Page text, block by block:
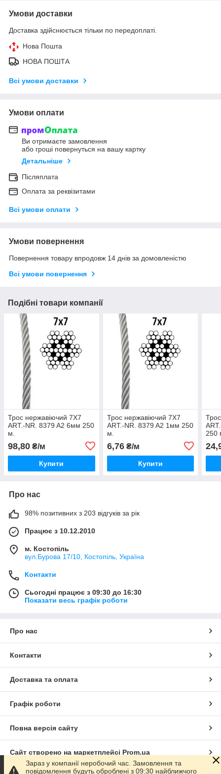
Умови доставки
Доставка здійснюється тільки по передоплаті.
Нова Пошта
НОВА ПОШТА
Всі умови доставки
Умови оплати
Ви отримаєте замовлення
або гроші повернуться на вашу картку
Детальніше
Післяплата
Оплата за реквізитами
Всі умови оплати
Умови повернення
Повернення товару впродовж 14 днів за домовленістю
Всі умови повернення
Подібні товари компанії
Трос нержавіючий 7X7
ART.-NR. 8379 A2 6мм 250
м.
98,80 ₴/м
Купити
Трос нержавіючий 7X7
ART.-NR. 8379 A2 1мм 250
м.
6,76₴/м
Купити
250
Про нас
98% позитивних з 203 відгуків за рік
Працює з 10.12.2010
м. Костопіль
вул.Бурова 17/10, Костопіль, Україна
Контакти
Сьогодні працює з 09:30 до 16:30
Показати весь графік роботи
Про нас
Контакти
Доставка та оплата
Графік роботи
Повна версія сайту
Сайт створено на маркетплейсі Prom.ua
Зараз у компанії неробочий час. Замовлення та
повідомлення будуть оброблені з 09:30 найближчого